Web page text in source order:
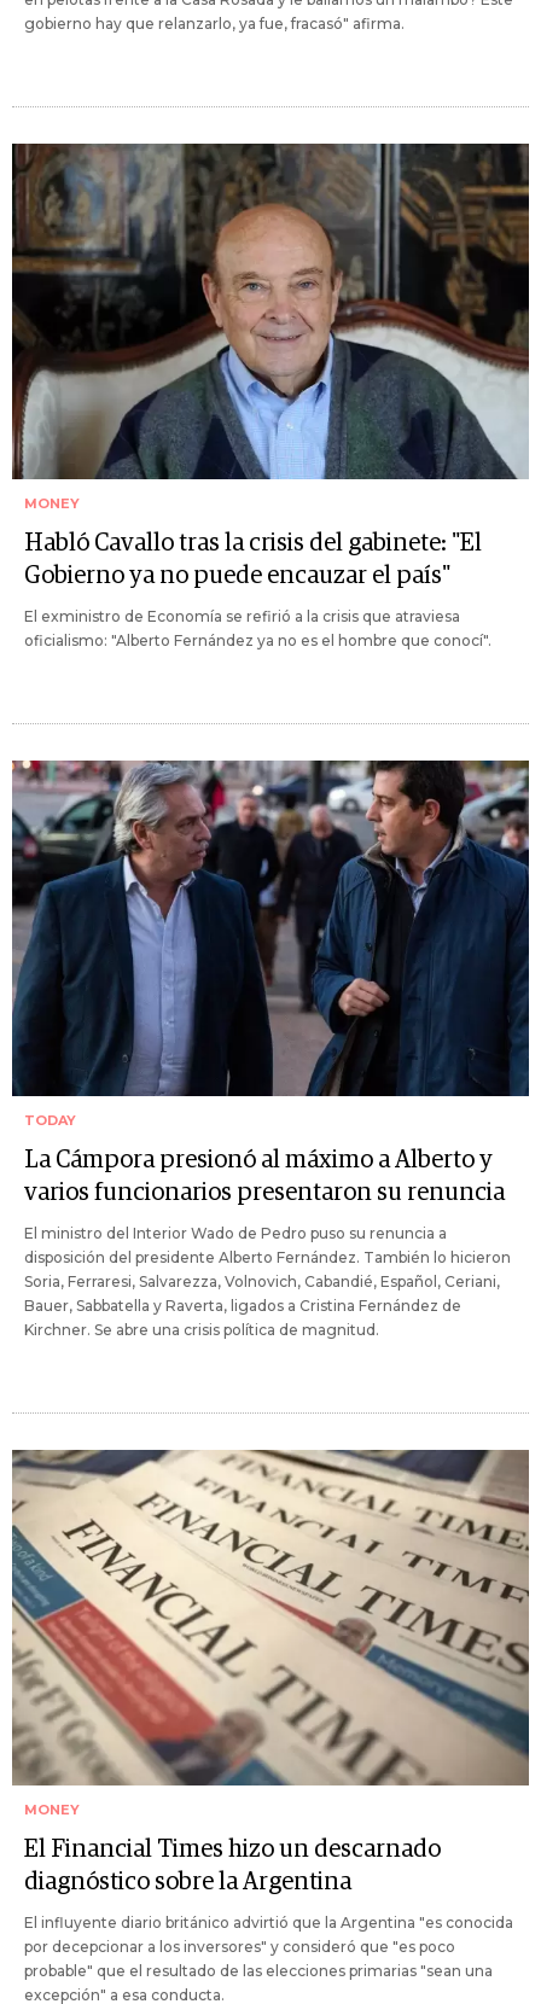
gobierno hay que relanzarlo, ya fue, fracasó" afirma.
MONEY
Habló Cavallo tras la crisis del gabinete: "El
Gobierno ya no puede encauzar el país"
El exministro de Economía se refirió a la crisis que atraviesa
oficialismo: "Alberto Fernández ya no es el hombre que conocí".
TODAY
La Cámpora presionó al máximo a Alberto y
varios funcionarios presentaron su renuncia
El ministro del Interior Wado de Pedro puso su renuncia a
disposición del presidente Alberto Fernández. También lo hicieron
Soria, Ferraresi, Salvarezza, Volnovich, Cabandié, Español, Ceriani,
Bauer, Sabbatella y Raverta, ligados a Cristina Fernández de
Kirchner. Se abre una crisis política de magnitud.
MONEY
El Financial Times hizo un descarnado
diagnóstico sobre la Argentina
El influyente diario británico advirtió que la Argentina "es conocida
por decepcionar a los inversores" y consideró que "es poco
probable" que el resultado de las elecciones primarias "sean una
excepción" a esa conducta.